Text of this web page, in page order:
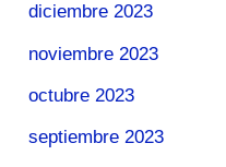
diciembre 2023
noviembre 2023
octubre 2023
septiembre 2023